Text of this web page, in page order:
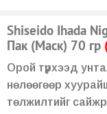
Shiseido Ihada
Пак (Маск) 70 гр
Орой түрхээд
нөлөөгөөр
төлжилтийг